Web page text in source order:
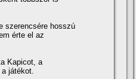
szerencsére hosszú
érte el az
Kapicot, a
játékot.